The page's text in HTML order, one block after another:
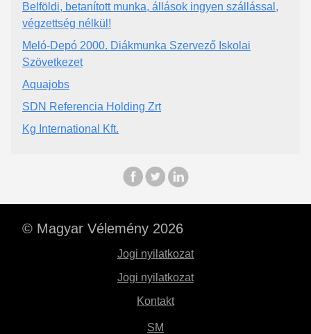
Belföldi, betanított munka, állások ingyen szállással,
végzettség nélkül!
Meló-Depó 2000. Diákmunka Szervező Iskolai
Szövetkezet
Aquajobs
SDN Referencia Holding Zrt
Kg International Kft.
© Magyar Vélemény 2026
Jogi nyilatkozat
Jogi nyilatkozat
Kontakt
SM